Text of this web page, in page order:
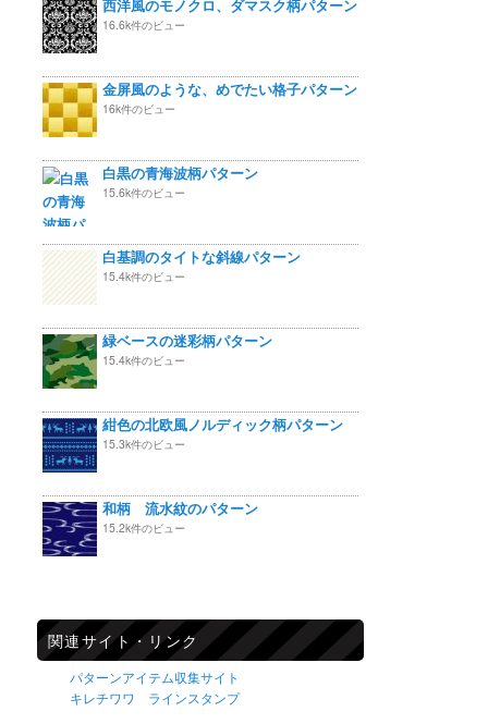
西洋風のモノクロ、ダマスク柄パターン
16.6k件のビュー
金屏風のような、めでたい格子パターン
16k件のビュー
白黒の青海波柄パターン
15.6k件のビュー
白基調のタイトな斜線パターン
15.4k件のビュー
緑ベースの迷彩柄パターン
15.4k件のビュー
紺色の北欧風ノルディック柄パターン
15.3k件のビュー
和柄 流水紋のパターン
15.2k件のビュー
関連サイト・リンク
パターンアイテム収集サイト
キレチワワ ラインスタンプ